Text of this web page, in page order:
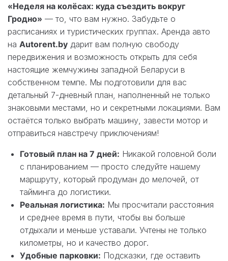
«Неделя на колёсах: куда съездить вокруг
Гродно» — то, что вам нужно. Забудьте о
расписаниях и туристических группах. Аренда авто
на Autorent.by дарит вам полную свободу
передвижения и возможность открыть для себя
настоящие жемчужины западной Беларуси в
собственном темпе. Мы подготовили для вас
детальный 7-дневный план, наполненный не только
знаковыми местами, но и секретными локациями. Вам
остаётся только выбрать машину, завести мотор и
отправиться навстречу приключениям!
Готовый план на 7 дней: Никакой головной боли
с планированием — просто следуйте нашему
маршруту, который продуман до мелочей, от
тайминга до логистики.
Реальная логистика: Мы просчитали расстояния
и среднее время в пути, чтобы вы больше
отдыхали и меньше уставали. Учтены не только
километры, но и качество дорог.
Удобные парковки: Подсказки, где оставить